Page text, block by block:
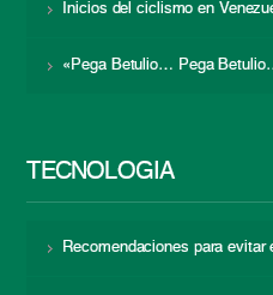
Inicios del ciclismo en
«Pega Betulio… Pega
TECNOLOGÍA
Recomendaciones para evitar